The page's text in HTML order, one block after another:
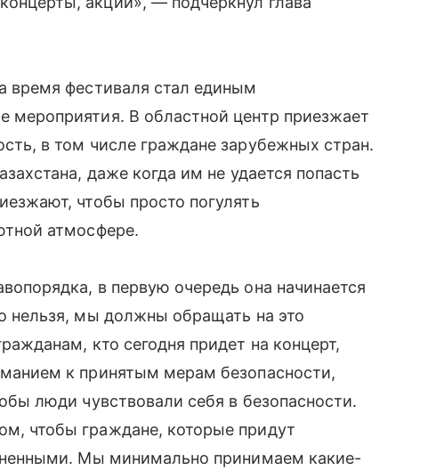
время фестиваля стал единым
мероприятия. В областной центр приезжает
в том числе граждане зарубежных стран.
даже когда им не удается попасть
чтобы просто погулять
атмосфере.
в первую очередь она начинается
нельзя, мы должны обращать на это
кто сегодня придет на концерт,
к принятым мерам безопасности,
люди чувствовали себя в безопасности.
чтобы граждане, которые придут
Мы минимально принимаем какие-